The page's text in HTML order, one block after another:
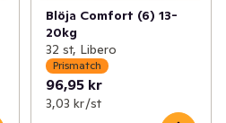
Blöja Comfort (6) 13-
20kg
32 st, Libero
Prismatch
96,95 kr
3,03 kr /st